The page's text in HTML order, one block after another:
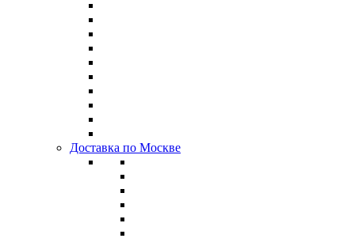
Доставка по Москве